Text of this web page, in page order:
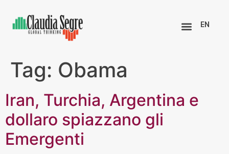
EN
Tag: Obama
Iran, Turchia, Argentina e
dollaro spiazzano gli
Emergenti